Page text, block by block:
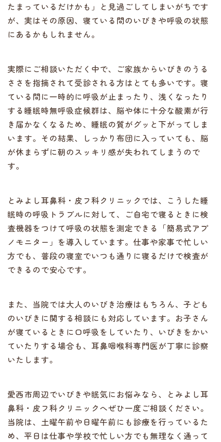
たまっているだけかも」と見過ごしてしまいがちです
が、実はその原因、寝ている間のいびきや呼吸の状態
にあるかもしれません。
実際にご相談いただく中で、ご家族からいびきのうる
ささを指摘されて受診される方はとても多いです。寝
ている間に一時的に呼吸が止まったり、浅くなったり
する睡眠時無呼吸症候群は、脳や体に十分な酸素が行
き届かなくなるため、睡眠の質がグッと下がってしま
います。その結果、しっかり布団に入っていても、脳
が休まらずに朝のスッキリ感が失われてしまうので
す。
とみよし耳鼻科・皮フ科クリニックでは、こうした睡
眠時の呼吸トラブルに対して、ご自宅で寝るときに検
査機器をつけて呼吸の状態を測定できる「簡易式アプ
ノモニター」を導入しています。仕事や家事で忙しい
方でも、普段の寝室でいつも通りに寝るだけで検査が
できるので安心です。
また、当院では大人のいびき治療はもちろん、子ども
のいびきに関する相談にも対応しています。お子さん
が寝ているときに口呼吸をしていたり、いびきをかい
ていたりする場合も、耳鼻咽喉科専門医が丁寧に診察
いたします。
愛西市周辺でいびきや眠気にお悩みなら、とみよし耳
鼻科・皮フ科クリニックへぜひ一度ご相談ください。
当院は、土曜午前や日曜午前にも診療を行っているた
め、平日は仕事や学校で忙しい方でも無理なく通って